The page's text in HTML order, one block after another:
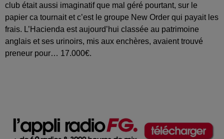
club était aussi imaginatif que mal géré pourtant, sur le
papier ca tournait et c’est le groupe New Order qui payait les
frais. L’Hacienda est aujourd’hui classée au patrimoine
anglais et ses urinoirs, mis aux enchères, avaient trouvé
preneur pour… 17.000€.